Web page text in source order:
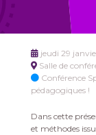
jeudi 29
Salle de
Conférence
pédagogiques !
Dans cette
et méthodes